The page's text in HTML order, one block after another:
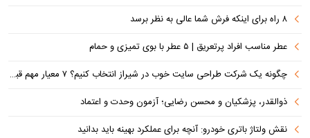
۸ راه برای اینکه فرش شما عالی به نظر برسد
عطر مناسب افراد پرتعریق | ۵ عطر با بوی تمیزی و حمام
چگونه یک شرکت طراحی سایت خوب در شیراز انتخاب کنیم؟ ۷ معیار مهم قبل از سفارش سایت
ذوالقدر، پزشکیان و محسن رضایی؛ آزمون وحدت و اعتماد
نقش ولتاژ باتری خودرو: آنچه برای عملکرد بهینه باید بدانید